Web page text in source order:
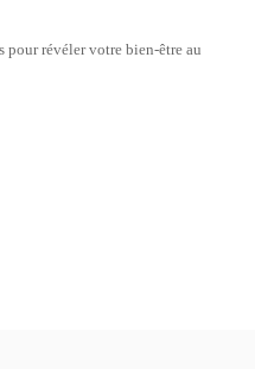
pour révéler votre bien-être au